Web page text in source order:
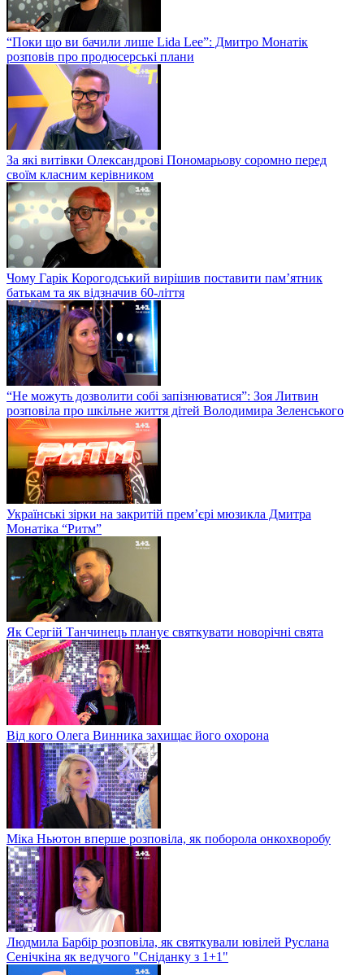
“Поки що ви бачили лише Lida Lee”: Дмитро Монатік
розповів про продюсерські плани
За які витівки Олександрові Пономарьову соромно перед
своїм класним керівником
Чому Гарік Корогодський вирішив поставити пам’ятник
батькам та як відзначив 60-ліття
“Не можуть дозволити собі запізнюватися”: Зоя Литвин
розповіла про шкільне життя дітей Володимира Зеленського
Українські зірки на закритій прем’єрі мюзикла Дмитра
Монатіка “Ритм”
Як Сергій Танчинець планує святкувати новорічні свята
Від кого Олега Винника захищає його охорона
Міка Ньютон вперше розповіла, як поборола онкохворобу
Людмила Барбір розповіла, як святкували ювілей Руслана
Сенічкіна як ведучого "Сніданку з 1+1"